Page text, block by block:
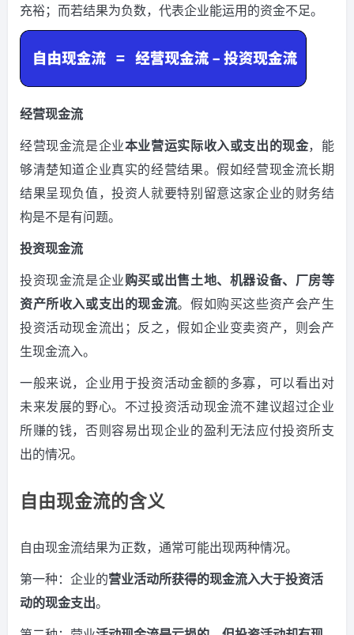
充裕；而若结果为负数，代表企业能运用的资金不足。
经营现金流
经营现金流是企业本业营运实际收入或支出的现金，能
够清楚知道企业真实的经营结果。假如经营现金流长期
结果呈现负值，投资人就要特别留意这家企业的财务结
构是不是有问题。
投资现金流
投资现金流是企业购买或出售土地、机器设备、厂房等
资产所收入或支出的现金流。假如购买这些资产会产生
投资活动现金流出；反之，假如企业变卖资产，则会产
生现金流入。
一般来说，企业用于投资活动金额的多寡，可以看出对
未来发展的野心。不过投资活动现金流不建议超过企业
所赚的钱，否则容易出现企业的盈利无法应付投资所支
出的情况。
自由现金流的含义
自由现金流结果为正数，通常可能出现两种情况。
第一种：企业的营业活动所获得的现金流入大于投资活
动的现金支出。